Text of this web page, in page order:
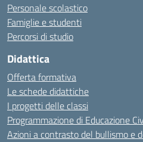
Personale scolastico
Famiglie e studenti
Percorsi di studio
Didattica
Offerta formativa
Le schede didattiche
I progetti delle classi
Programmazione di Educazione
Azioni a contrasto del bullismo e